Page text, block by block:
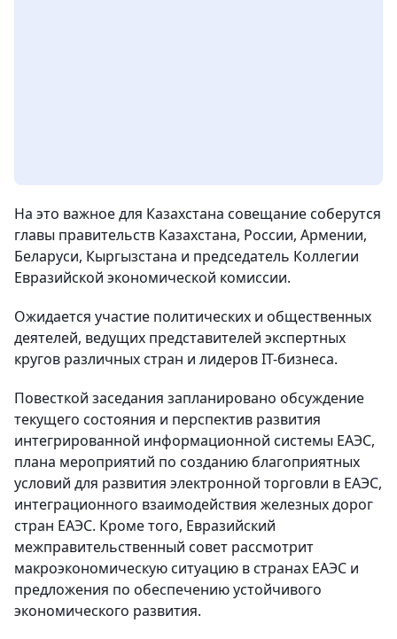
На это важное для Казахстана совещание соберутся
главы правительств Казахстана, России, Армении,
Беларуси, Кыргызстана и председатель Коллегии
Евразийской экономической комиссии.
Ожидается участие политических и общественных
деятелей, ведущих представителей экспертных
кругов различных стран и лидеров IT-бизнеса.
Повесткой заседания запланировано обсуждение
текущего состояния и перспектив развития
интегрированной информационной системы ЕАЭС,
плана мероприятий по созданию благоприятных
условий для развития электронной торговли в ЕАЭС,
интеграционного взаимодействия железных дорог
стран ЕАЭС. Кроме того, Евразийский
межправительственный совет рассмотрит
макроэкономическую ситуацию в странах ЕАЭС и
предложения по обеспечению устойчивого
экономического развития.